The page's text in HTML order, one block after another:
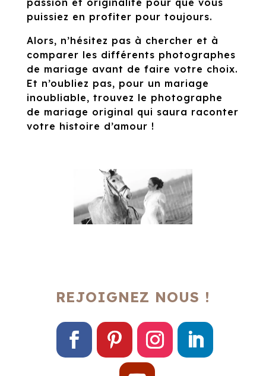
puissiez en profiter pour toujours.
Alors, n’hésitez pas à chercher et à
comparer les différents photographes
de mariage avant de faire votre choix.
Et n’oubliez pas, pour un mariage
inoubliable, trouvez le photographe
de mariage original qui saura raconter
votre histoire d’amour !
REJOIGNEZ NOUS !